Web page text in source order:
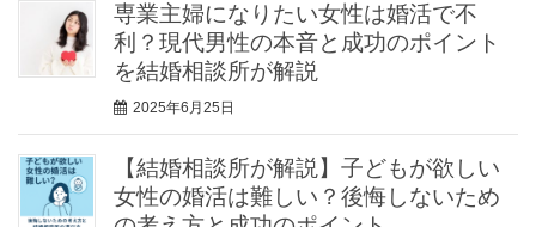
専業主婦になりたい女性は婚活で不
利？現代男性の本音と成功のポイント
を結婚相談所が解説
2025年6月25日
【結婚相談所が解説】子どもが欲しい
女性の婚活は難しい？後悔しないため